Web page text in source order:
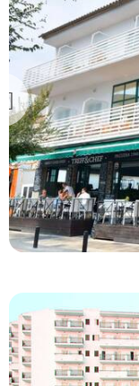
Previous